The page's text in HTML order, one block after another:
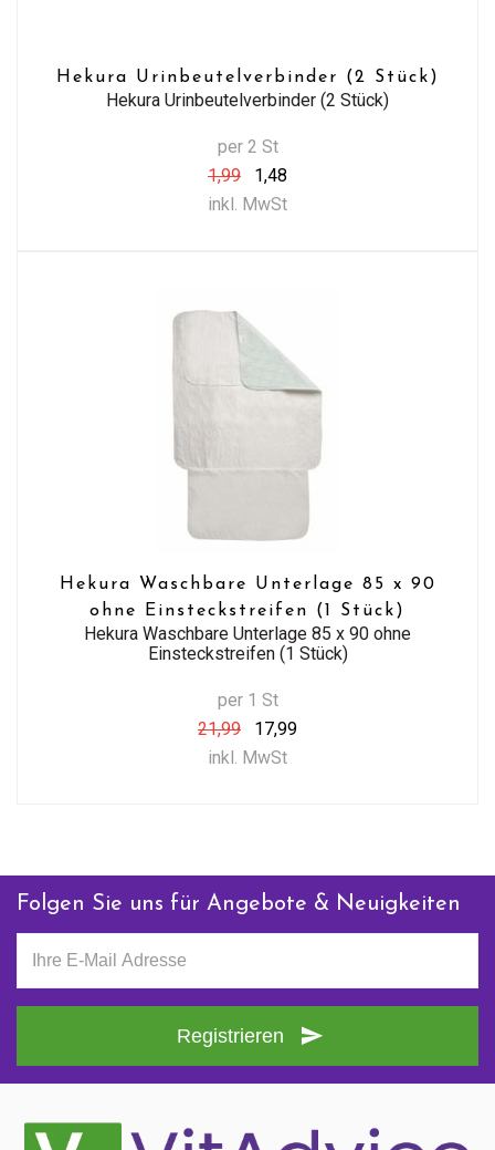
Hekura Urinbeutelverbinder (2 Stück)
Hekura Urinbeutelverbinder (2 Stück)
per 2 St
1,99
1,48
inkl. MwSt
Hekura Waschbare Unterlage 85 x 90
ohne Einsteckstreifen (1 Stück)
Hekura Waschbare Unterlage 85 x 90 ohne
Einsteckstreifen (1 Stück)
per 1 St
21,99
17,99
inkl. MwSt
Folgen Sie uns für Angebote & Neuigkeiten
Registrieren